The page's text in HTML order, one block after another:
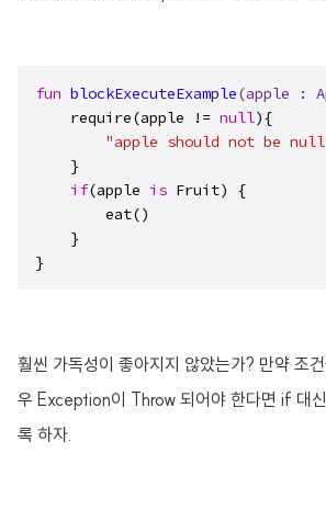
fun blockExecuteExample(apple :
    require(apple !=
null){
"apple should not be
    }
if(apple is Fruit) {
        eat()
    }
}
훨씬 가독성이 좋아지지 않았는가? 만약 조
우 Exception이 Throw 되어야 한다면 if 대
록 하자.